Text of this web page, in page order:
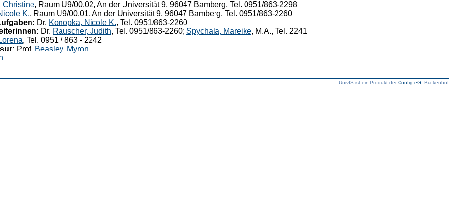
Christine, Raum U9/00.02, An der Universität 9, 96047 Bamberg, Tel. 0951/863-2298
K., Raum U9/00.01, An der Universität 9, 96047 Bamberg, Tel. 0951/863-2260
Dr. Konopka, Nicole K., Tel. 0951/863-2260
Dr. Rauscher, Judith, Tel. 0951/863-2260; Spychala, Mareike, M.A., Tel. 2241
, Tel. 0951 / 863 - 2242
Prof. Beasley, Myron
UnivIS ist ein Produkt derConfig eG , Buckenhof